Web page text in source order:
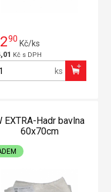
90 Kč/ks
Kč s DPH
ks
EXTRA-Hadr bavlna
60x70cm